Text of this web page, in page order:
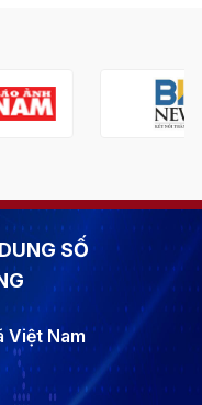
SỐ
Việt Nam